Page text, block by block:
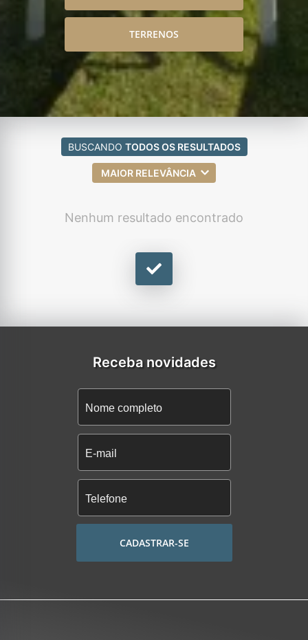
TERRENOS
BUSCANDO TODOS OS RESULTADOS
MAIOR RELEVÂNCIA
Nenhum resultado encontrado
Receba novidades
CADASTRAR-SE